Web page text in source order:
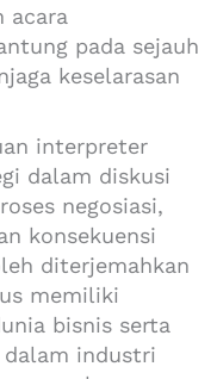
acara
pada sejauh
keselarasan
interpreter
dalam diskusi
negosiasi,
konsekuensi
diterjemahkan
memiliki
bisnis serta
industri